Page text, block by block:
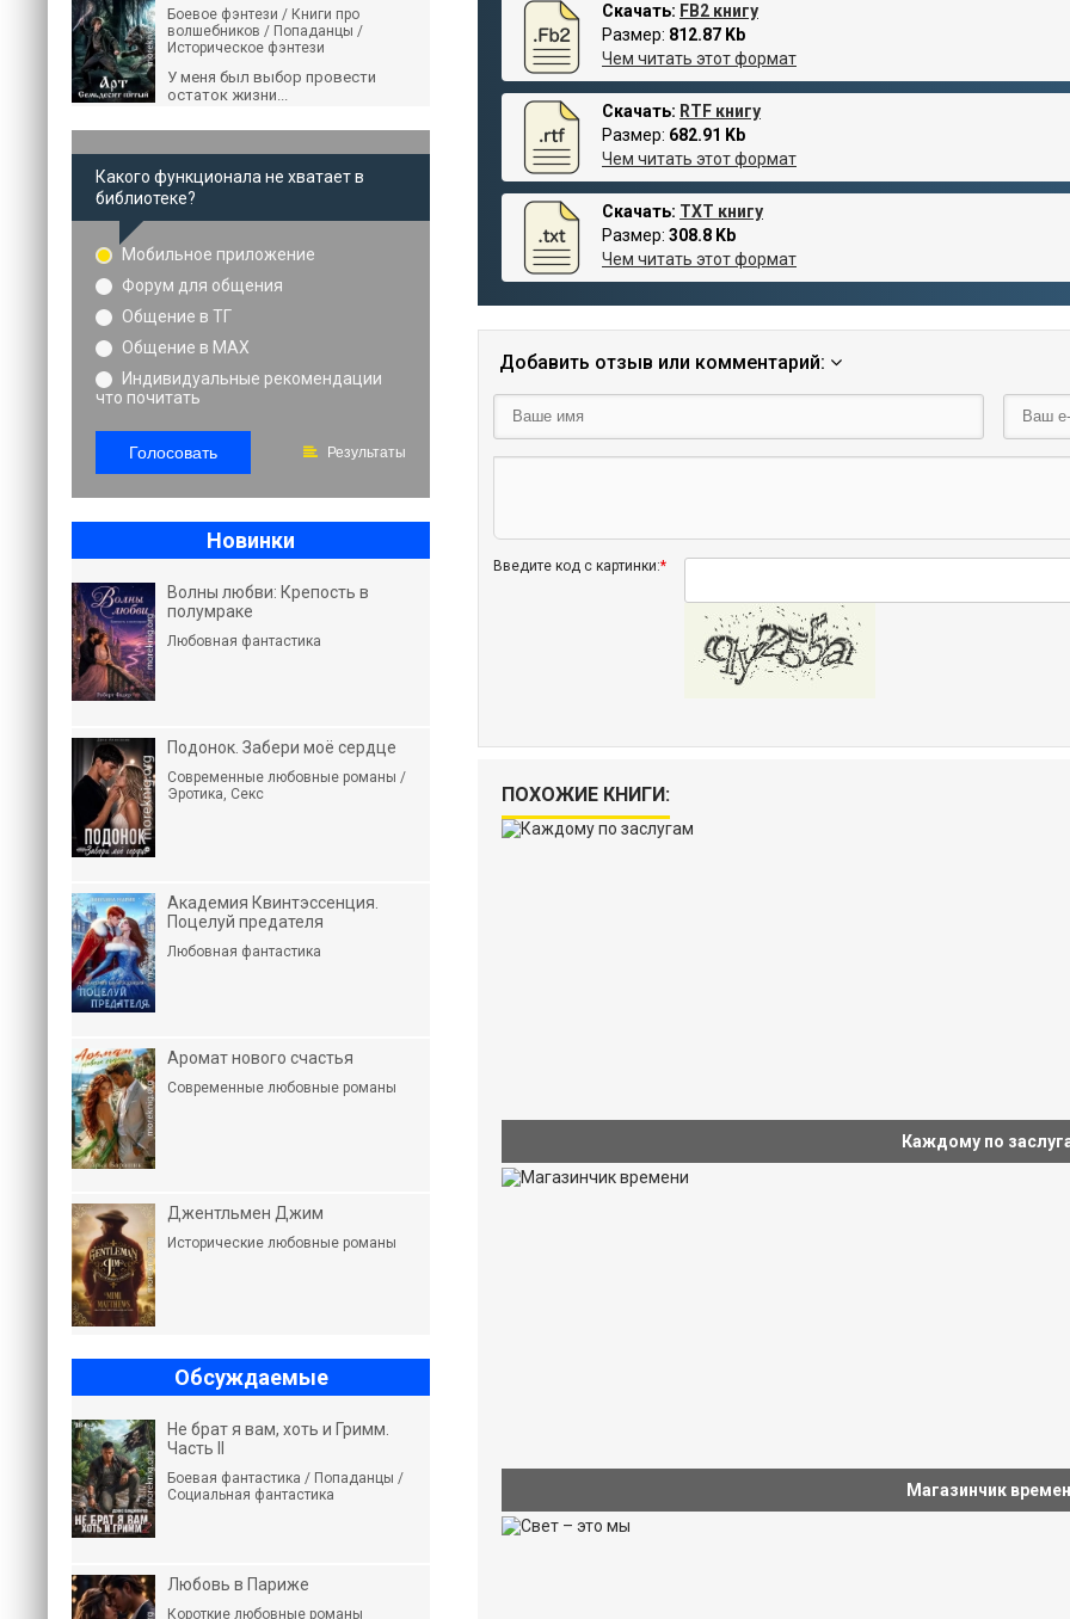
Скачать: FB2 книгу
Размер: 812.87 Kb
Чем читать этот формат
Скачать: RTF книгу
Размер: 682.91 Kb
Чем читать этот формат
Скачать: TXT книгу
Размер: 308.8 Kb
Чем читать этот формат
Добавить отзыв или комментарий:
Введите код с картинки:*
ПОХОЖИЕ КНИГИ:
Каждому по
Магазинчик
Боевое фэнтези / Книги про
волшебников / Попаданцы /
Историческое фэнтези
У меня был выбор провести
остаток жизни...
Какого функционала не хватает в
библиотеке?
Мобильное приложение
Форум для общения
Общение в ТГ
Общение в MAX
Индивидуальные рекомендации
что почитать
Голосовать Результаты
Новинки
Волны любви: Крепость в
полумраке
Любовная фантастика
Подонок. Забери моё сердце
Современные любовные романы /
Эротика, Секс
Академия Квинтэссенция.
Поцелуй предателя
Любовная фантастика
Аромат нового счастья
Современные любовные романы
Джентльмен Джим
Исторические любовные романы
Обсуждаемые
Не брат я вам, хоть и Гримм.
Часть II
Боевая фантастика / Попаданцы /
Социальная фантастика
Любовь в Париже
Короткие любовные романы